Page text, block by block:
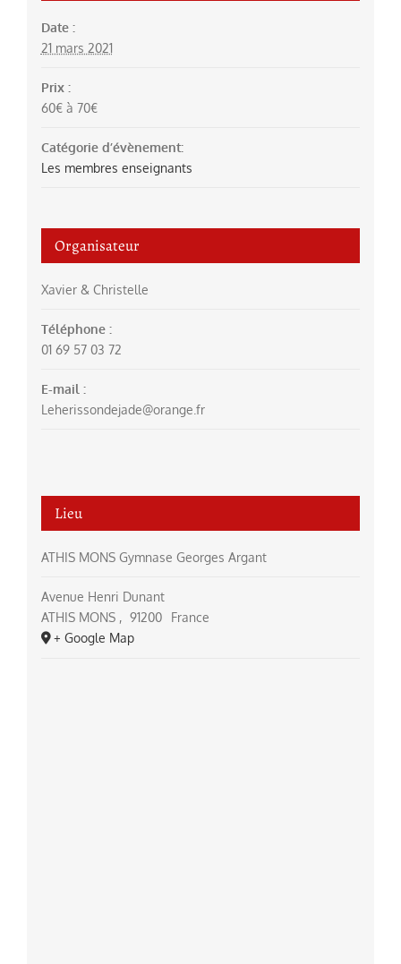
Date :
21 mars 2021
Prix :
60€ à 70€
Catégorie d’évènement:
Les membres enseignants
Organisateur
Xavier & Christelle
Téléphone :
01 69 57 03 72
E-mail :
Leherissondejade@orange.fr
Lieu
ATHIS MONS Gymnase Georges Argant
Avenue Henri Dunant
ATHIS MONS , 91200
France
+ Google Map